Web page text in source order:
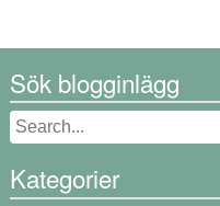
Sök blogginlägg
Kategorier